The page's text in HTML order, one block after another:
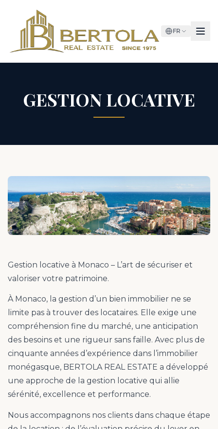
FR
GESTION LOCATIVE
Gestion locative à Monaco – L’art de sécuriser et
valoriser votre patrimoine.
À Monaco, la gestion d’un bien immobilier ne se
limite pas à trouver des locataires. Elle exige une
compréhension fine du marché, une anticipation
des besoins et une rigueur sans faille. Avec plus de
cinquante années d’expérience dans l’immobilier
monégasque, BERTOLA REAL ESTATE a développé
une approche de la gestion locative qui allie
sérénité, excellence et performance.
Nous accompagnons nos clients dans chaque étape